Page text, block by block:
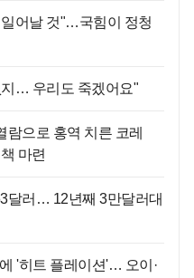
어날 것"…국힘이 정청
… 우리도 죽겠어요"
람으로 홍역 치른 코레
마련
달러… 12년째 3만달러대
'히트 플레이션'… 오이·